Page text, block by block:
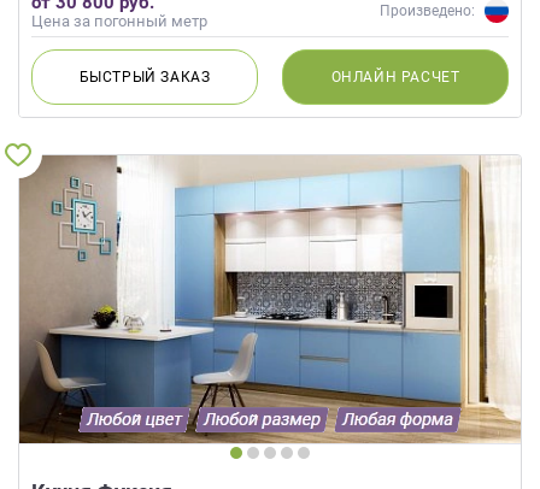
Цена за погонный метр
Произведено:
БЫСТРЫЙЗАКАЗ ОНЛАЙН РАСЧЕТ